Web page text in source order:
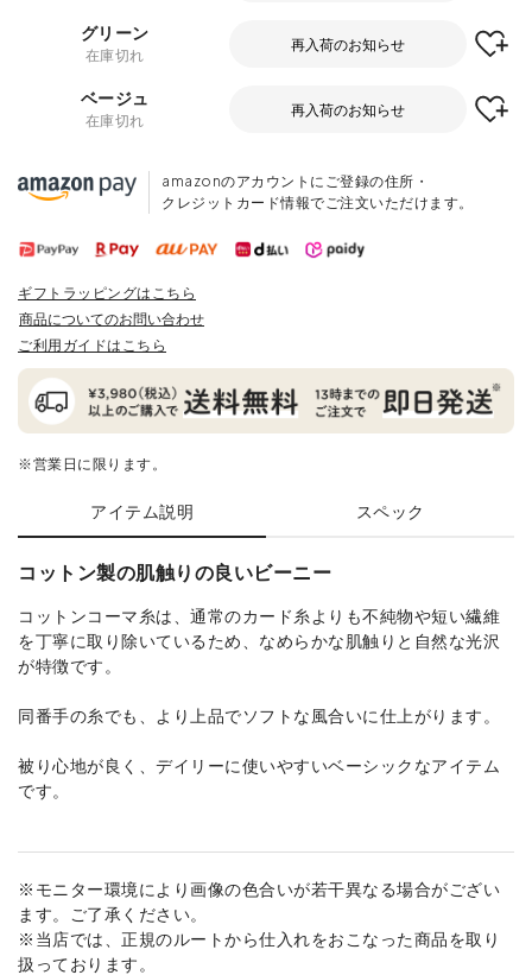
グリーン
在庫切れ
再入荷のお知らせ
ベージュ
在庫切れ
再入荷のお知らせ
amazonのアカウントにご登録の住所・
クレジットカード情報でご注文いただけます。
ギフトラッピングはこちら
商品についてのお問い合わせ
ご利用ガイドはこちら
※営業日に限ります。
アイテム説明 スペック
コットン製の肌触りの良いビーニー
コットンコーマ糸は、通常のカード糸よりも不純物や短い繊維
を丁寧に取り除いているため、なめらかな肌触りと自然な光沢
が特徴です。
同番手の糸でも、より上品でソフトな風合いに仕上がります。
被り心地が良く、デイリーに使いやすいベーシックなアイテム
です。
※モニター環境により画像の色合いが若干異なる場合がござい
ます。ご了承ください。
※当店では、正規のルートから仕入れをおこなった商品を取り
扱っております。